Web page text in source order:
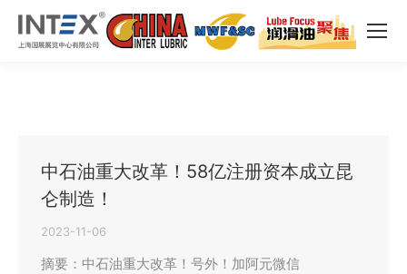
中石油重大改革！58亿注册资本成立昆
仑制造！
2023-11-06
摘要：中石油重大改革！号外！加阿元微信